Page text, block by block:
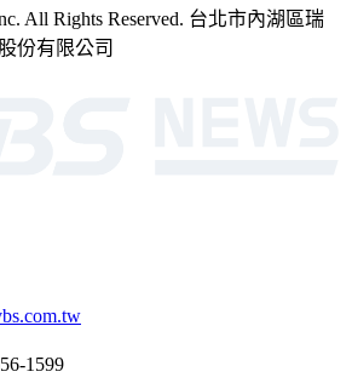
All Rights Reserved. 台北市內湖區瑞
份有限公司
1599